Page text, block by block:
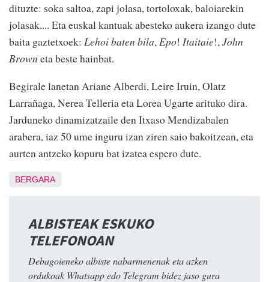
dituzte: soka saltoa, zapi jolasa, tortoloxak, baloiarekin
jolasak.... Eta euskal kantuak abesteko aukera izango dute
baita gaztetxoek: Lehoi baten bila,Epo! Itaitaie!,John
Brown eta beste hainbat.
Begirale lanetan Ariane Alberdi, Leire Iruin, Olatz
Larrañaga, Nerea Telleria eta Lorea Ugarte arituko dira.
Jarduneko dinamizatzaile den Itxaso Mendizabalen
arabera, iaz 50 ume inguru izan ziren saio bakoitzean, eta
aurten antzeko kopuru bat izatea espero dute.
BERGARA
ALBISTEAK ESKUKO
TELEFONOAN
Debagoieneko albiste nabarmenenak eta azken
ordukoak Whatsapp edo Telegram bidez jaso gura